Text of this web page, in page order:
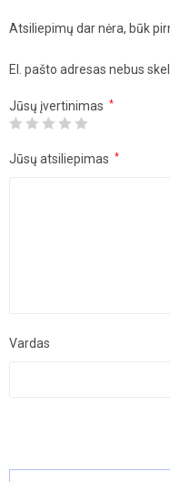
Atsiliepimų dar nėra, būk
El. pašto adresas nebus
Jūsų įvertinimas *
Jūsų atsiliepimas *
Vardas